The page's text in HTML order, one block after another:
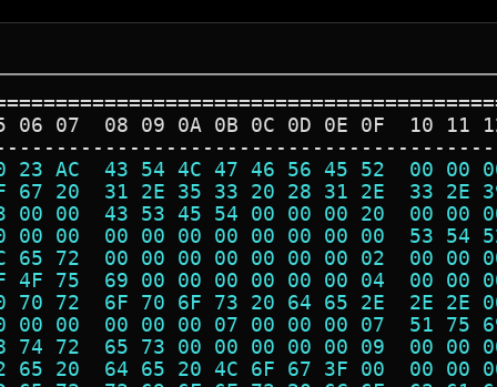
06 07  08 09 0A 0B 0C 0D 0E 0F  10 11
23 AC  43 54 4C 47 46 56 45 52  00
67 20  31 2E 35 33 20 28 31 2E  33
00 00  43 53 45 54 00 00 00 20  00
00 00  00 00 00 00 00 00 00 00  53
65 72  00 00 00 00 00 00 00 02  00
4F 75  69 00 00 00 00 00 00 04  00
70 72  6F 70 6F 73 20 64 65 2E  2E
00 00  00 00 00 07 00 00 00 07  51
74 72  65 73 00 00 00 00 00 09  00
65 20  64 65 20 4C 6F 67 3F 00  00